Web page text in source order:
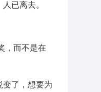
已离去。
，而不是在
变了，想要为